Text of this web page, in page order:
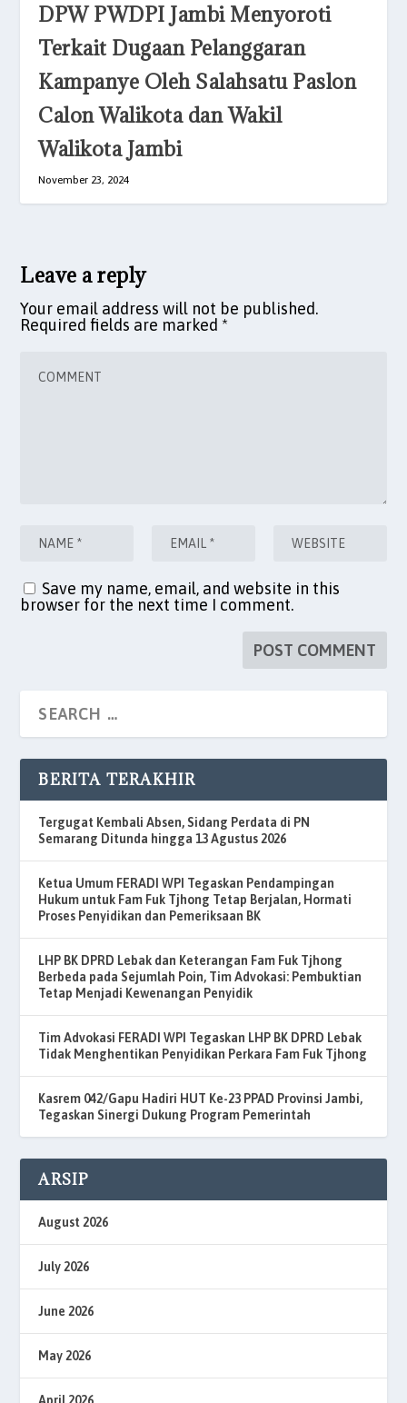
DPW PWDPI Jambi Menyoroti
Terkait Dugaan Pelanggaran
Kampanye Oleh Salahsatu Paslon
Calon Walikota dan Wakil
Walikota Jambi
November 23, 2024
Leave a reply
Your email address will not be published.
Required fields are marked *
Save my name, email, and website in this
browser for the next time I comment.
BERITA TERAKHIR
Tergugat Kembali Absen, Sidang Perdata di PN
Semarang Ditunda hingga 13 Agustus 2026
Ketua Umum FERADI WPI Tegaskan Pendampingan
Hukum untuk Fam Fuk Tjhong Tetap Berjalan, Hormati
Proses Penyidikan dan Pemeriksaan BK
LHP BK DPRD Lebak dan Keterangan Fam Fuk Tjhong
Berbeda pada Sejumlah Poin, Tim Advokasi: Pembuktian
Tetap Menjadi Kewenangan Penyidik
Tim Advokasi FERADI WPI Tegaskan LHP BK DPRD Lebak
Tidak Menghentikan Penyidikan Perkara Fam Fuk Tjhong
Kasrem 042/Gapu Hadiri HUT Ke-23 PPAD Provinsi Jambi,
Tegaskan Sinergi Dukung Program Pemerintah
ARSIP
August 2026
July 2026
June 2026
May 2026